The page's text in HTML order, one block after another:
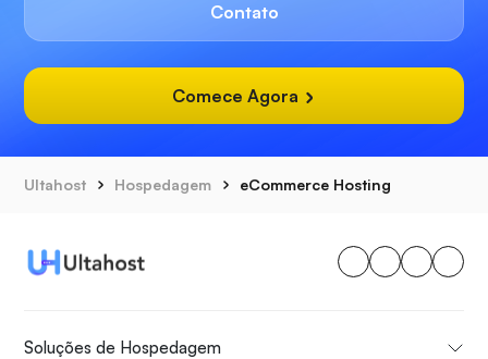
Contato
Comece Agora
Ultahost Hospedagem eCommerce Hosting
Soluções de Hospedagem